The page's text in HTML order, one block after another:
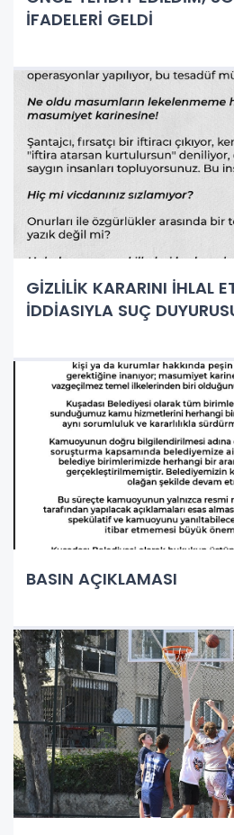
İFADELERİ GELDİ
GİZLİLİK KARARINI İHLAL
İDDİASIYLA SUÇ
BASIN AÇIKLAMASI